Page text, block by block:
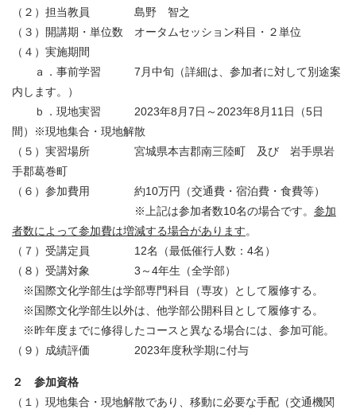
（２）担当教員 島野 智之
（３）開講期・単位数 オータムセッション科目・２単位
（４）実施期間
ａ．事前学習 7月中旬（詳細は、参加者に対して別途案
内します。）
ｂ．現地実習 2023年8月7日～2023年8月11日（5日
間）※現地集合・現地解散
（５）実習場所 宮城県本吉郡南三陸町 及び 岩手県岩
手郡葛巻町
（６）参加費用 約10万円（交通費・宿泊費・食費等）
※上記は参加者数10名の場合です。 参加
者数によって参加費は増減する場合があります。
（７）受講定員 12名（最低催行人数：4名）
（８）受講対象 3～4年生（全学部）
※国際文化学部生は学部専門科目（専攻）として履修する。
※国際文化学部生以外は、他学部公開科目として履修する。
※昨年度までに修得したコースと異なる場合には、参加可能。
（９）成績評価 2023年度秋学期に付与
２ 参加資格
（１）現地集合・現地解散であり、移動に必要な手配（交通機関